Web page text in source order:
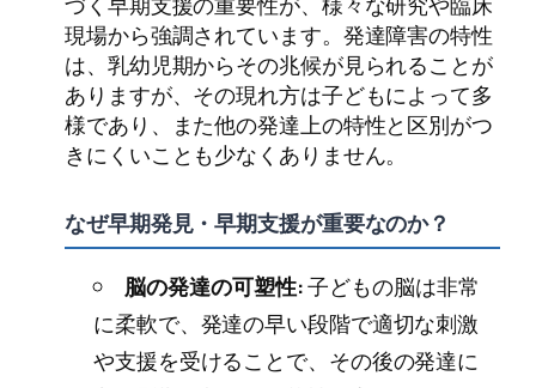
現場から強調されています。発達障害の特性
は、乳幼児期からその兆候が見られることが
ありますが、その現れ方は子どもによって多
様であり、また他の発達上の特性と区別がつ
きにくいことも少なくありません。
なぜ早期発見・早期支援が重要なのか？
脳の発達の可塑性:子どもの脳は非常
に柔軟で、発達の早い段階で適切な刺激
や支援を受けることで、その後の発達に